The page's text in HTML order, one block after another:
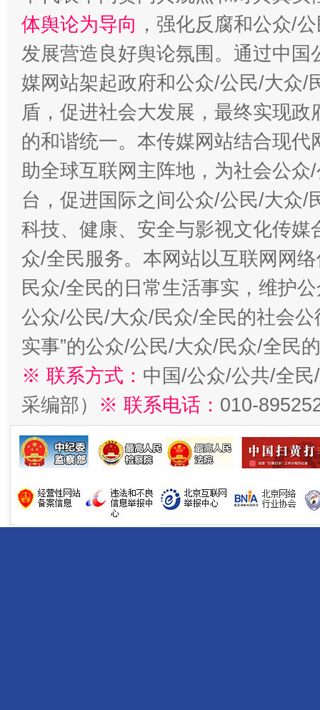
体舆论为导向 ，强化反腐和公众/
发展营造良好舆论氛围。通过中
媒网站架起政府和公众/公民/大众/
盾，促进社会大发展，最终实现
的和谐统一。本传媒网站结合现
助全球互联网主阵地，为社会公
台，促进国际之间公众/公民/大众/
科技、健康、安全与影视文化传
众/全民服务。本网站以互联网网
民众/全民的日常生活事实，维护
公众/公民/大众/民众/全民的社会公
实事”的公众/公民/大众/民众/全民
※ 联系方式： 中国/公众/公共/全
采编部） ※ 联系电话： 010-